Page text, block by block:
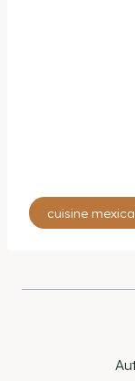
Étiquettes
de
publication :
cuisine